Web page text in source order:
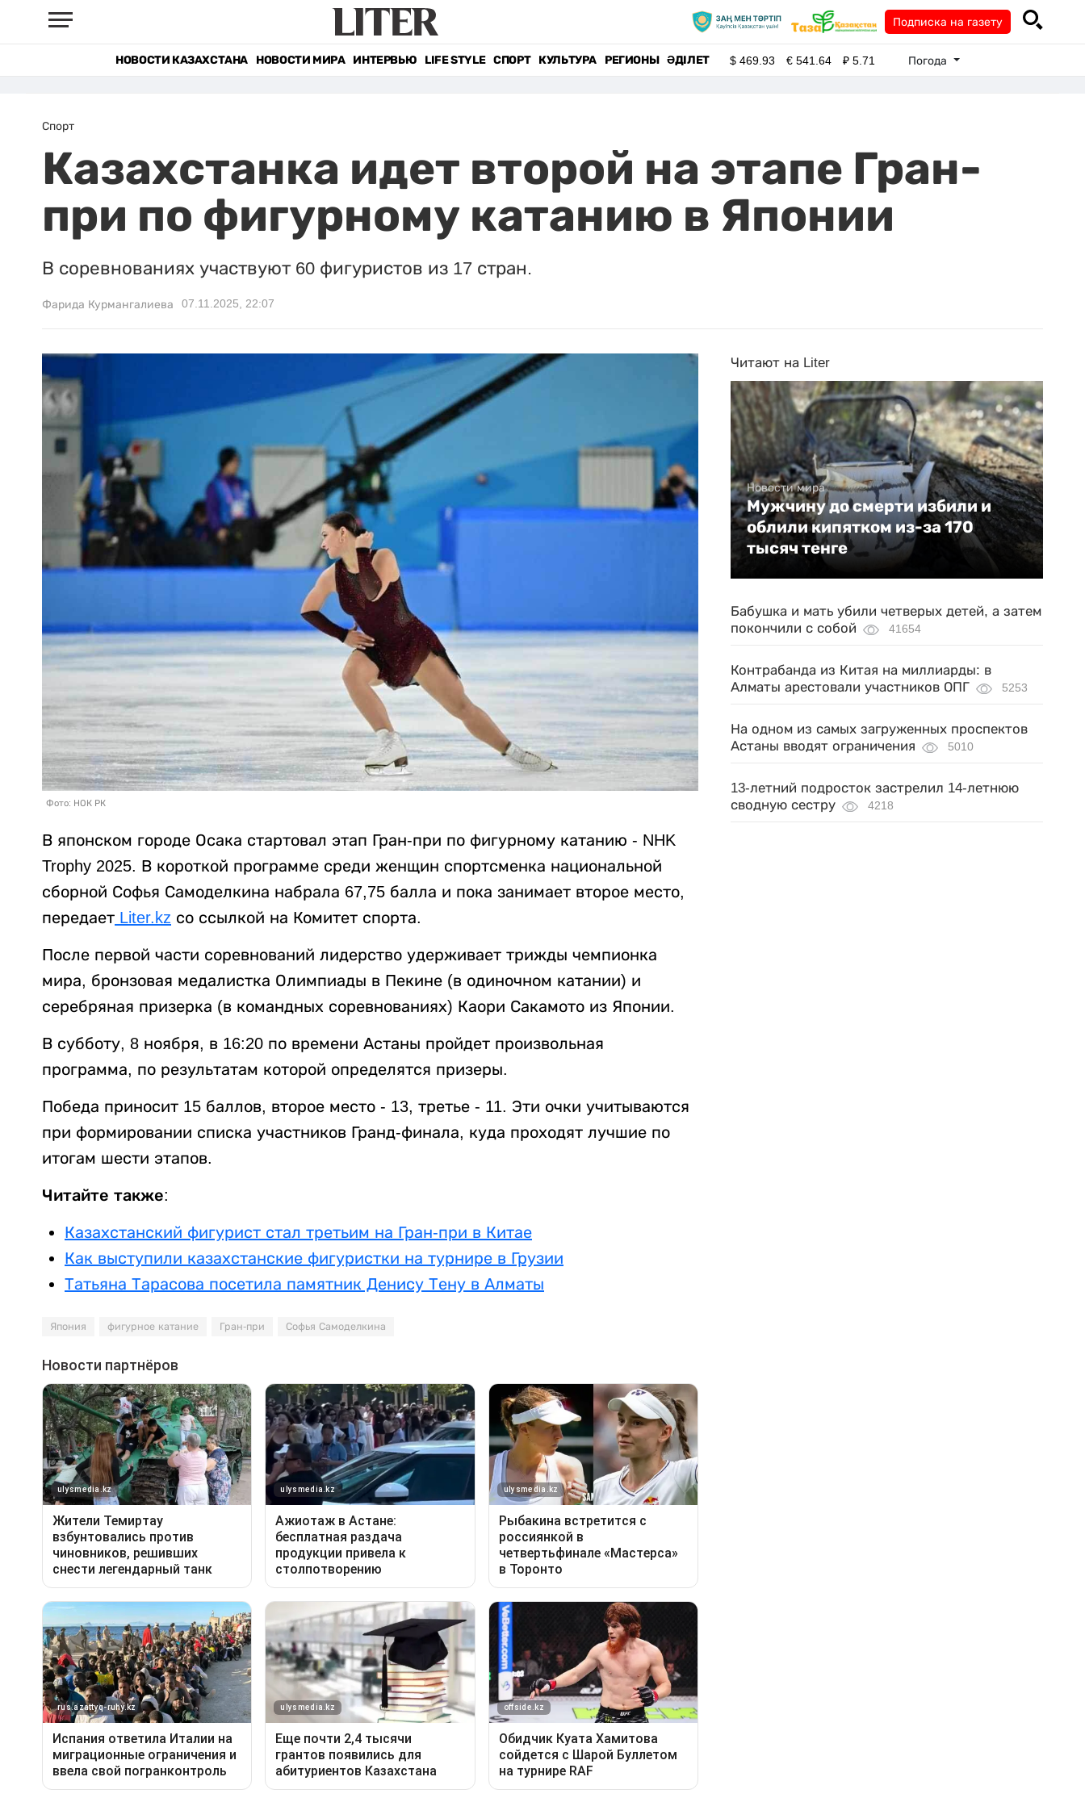
Подписка на газету
НОВОСТИ КАЗАХСТАНА НОВОСТИ МИРА ИНТЕРВЬЮ LIFE STYLE СПОРТ КУЛЬТУРА РЕГИОНЫ ӘДІЛЕТ $469.93 €541.64 ₽5.71 Погода
Спорт
Казахстанка идет второй на этапе Гран-
при по фигурному катанию в Японии
В соревнованиях участвуют 60 фигуристов из 17 стран.
Фарида Курмангалиева 07.11.2025, 22:07
Фото: НОК РК
В японском городе Осака стартовал этап Гран-при по фигурному катанию - NHK
Trophy 2025. В короткой программе среди женщин спортсменка национальной
сборной Софья Самоделкина набрала 67,75 балла и пока занимает второе место,
передает Liter.kz со ссылкой на Комитет спорта.
После первой части соревнований лидерство удерживает трижды чемпионка
мира, бронзовая медалистка Олимпиады в Пекине (в одиночном катании) и
серебряная призерка (в командных соревнованиях) Каори Сакамото из Японии.
В субботу, 8 ноября, в 16:20 по времени Астаны пройдет произвольная
программа, по результатам которой определятся призеры.
Победа приносит 15 баллов, второе место - 13, третье - 11. Эти очки учитываются
при формировании списка участников Гранд-финала, куда проходят лучшие по
итогам шести этапов.
Читайте также:
Казахстанский фигурист стал третьим на Гран-при в Китае
Как выступили казахстанские фигуристки на турнире в Грузии
Татьяна Тарасова посетила памятник Денису Тену в Алматы
Япония фигурное катание Гран-при Софья Самоделкина
Читают на Liter
Новости мира
Мужчину до смерти избили и
облили кипятком из-за 170
тысяч тенге
Бабушка и мать убили четверых детей, а затем
покончили с собой
41654
Контрабанда из Китая на миллиарды: в
Алматы арестовали участников ОПГ
5253
На одном из самых загруженных проспектов
Астаны вводят ограничения
5010
13-летний подросток застрелил 14-летнюю
сводную сестру
4218